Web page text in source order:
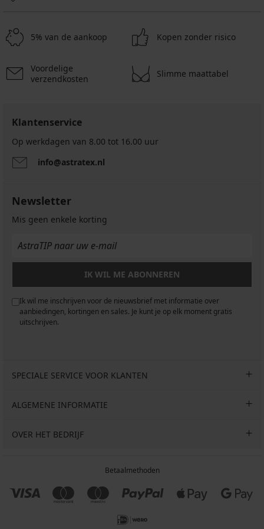
5% van de aankoop Kopen zonder risico
Voordelige
verzendkosten
Slimme maattabel
Klantenservice
Op werkdagen van 8.00 tot 16.00 uur
info@astratex.nl
Newsletter
Mis geen enkele korting
IK WIL ME ABONNEREN
Ik wil me inschrijven voor de nieuwsbrief met informatie over
aanbiedingen, kortingen en sales. Je kunt je op elk moment gratis
uitschrijven.
SPECIALE SERVICE VOOR KLANTEN
ALGEMENE INFORMATIE
OVER HET BEDRIJF
Betaalmethoden